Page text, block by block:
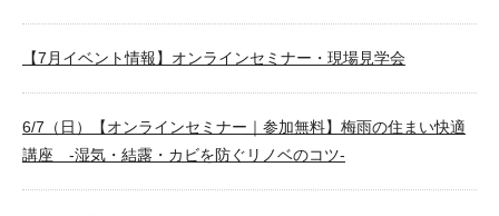
【7月イベント情報】オンラインセミナー・現場見学会
6/7（日）【オンラインセミナー｜参加無料】梅雨の住まい快適
講座 -湿気・結露・カビを防ぐリノベのコツ-